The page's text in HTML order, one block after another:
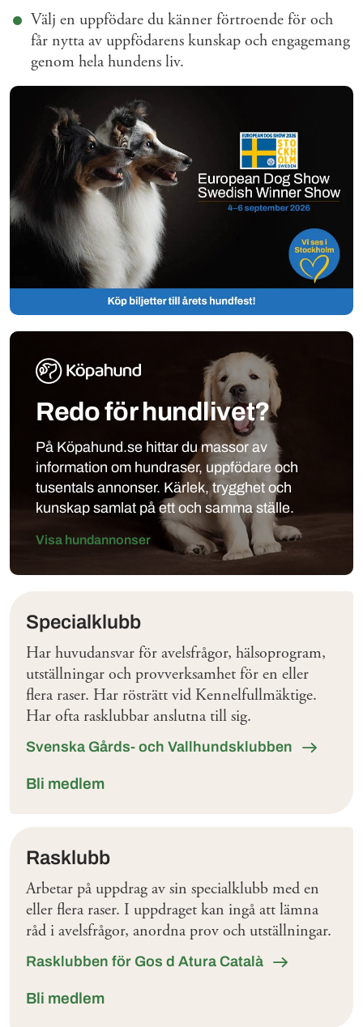
Välj en uppfödare du känner förtroende för och
får nytta av uppfödarens kunskap och engagemang
genom hela hundens liv.
Redo för hundlivet?
På Köpahund.se hittar du massor av
information om hundraser, uppfödare och
tusentals annonser. Kärlek, trygghet och
kunskap samlat på ett och samma ställe.
Visa hundannonser
Specialklubb
Har huvudansvar för avelsfrågor, hälsoprogram,
utställningar och provverksamhet för en eller
flera raser. Har rösträtt vid Kennelfullmäktige.
Har ofta rasklubbar anslutna till sig.
Svenska Gårds- och Vallhundsklubben
Bli medlem
Rasklubb
Arbetar på uppdrag av sin specialklubb med en
eller flera raser. I uppdraget kan ingå att lämna
råd i avelsfrågor, anordna prov och utställningar.
Rasklubben för Gos d Atura Català
Bli medlem